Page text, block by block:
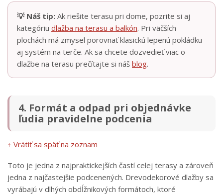
💡 Náš tip: Ak riešite terasu pri dome, pozrite si aj
kategóriu dlažba na terasu a balkón. Pri väčších
plochách má zmysel porovnať klasickú lepenú pokládku
aj systém na terče. Ak sa chcete dozvedieť viac o
dlažbe na terasu prečítajte si náš blog.
4. Formát a odpad pri objednávke
ľudia pravidelne podcenia
↑ Vrátiť sa späť na zoznam
Toto je jedna z najpraktickejších častí celej terasy a zároveň
jedna z najčastejšie podcenených. Drevodekorové dlažby sa
vyrábajú v dlhých obdĺžnikových formátoch, ktoré